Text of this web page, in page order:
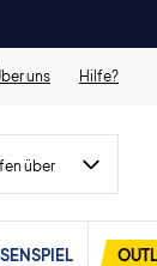
uns Hilfe?
über